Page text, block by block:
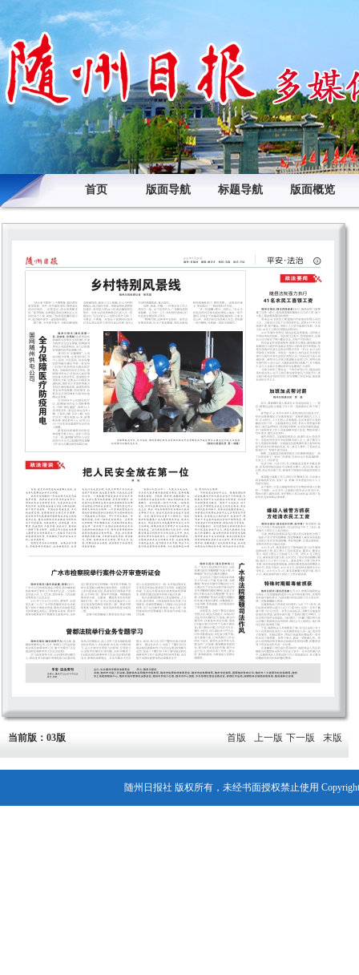
首页 版面导航 标题导航 版面概览
当前版：03版 首版 上一版 下一版 末版
随州日报社 版权所有，未经书面授权禁止使用